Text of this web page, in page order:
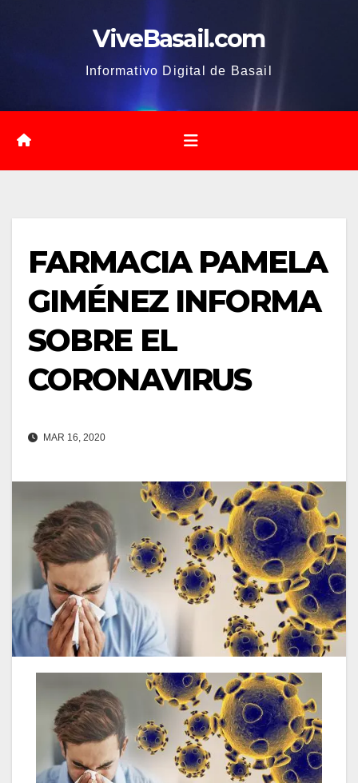
ViveBasail.com
Informativo Digital de Basail
FARMACIA PAMELA
GIMÉNEZ INFORMA
SOBRE EL
CORONAVIRUS
MAR 16, 2020